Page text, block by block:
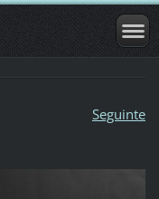
Seguinte